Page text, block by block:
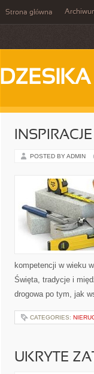
Strona główna
DZESIKA
POSTED BY ADMIN
kompetencji w wieku
Święta, tradycje i
drogowa po tym, jak
CATEGORIES:
UKRYTE